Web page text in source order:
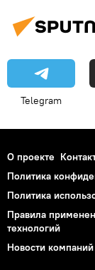
Telegram
О проекте
Политика
Политика
Правила
технологий
Новости компаний